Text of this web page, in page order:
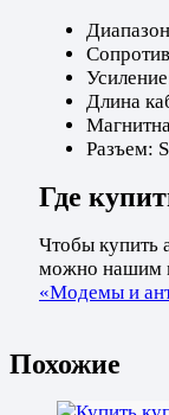
Длина
Разъем:
Где
Чтобы купить
можно нашим
«Модемы и
Похожие